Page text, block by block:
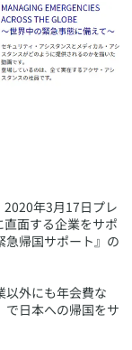
2020年3月17日プレ
面する企業をサポ
急帰国サポート』の
以外にも年会費な
で日本への帰国をサ